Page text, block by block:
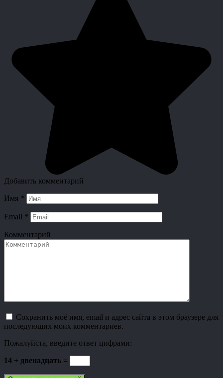
Добавить комментарий
Имя *
Email *
Комментарий
Сохранить моё имя, email и адрес сайта в этом браузере для
последующих моих комментариев.
Пожалуйста, введите ответ цифрами:
14 + двенадцать =